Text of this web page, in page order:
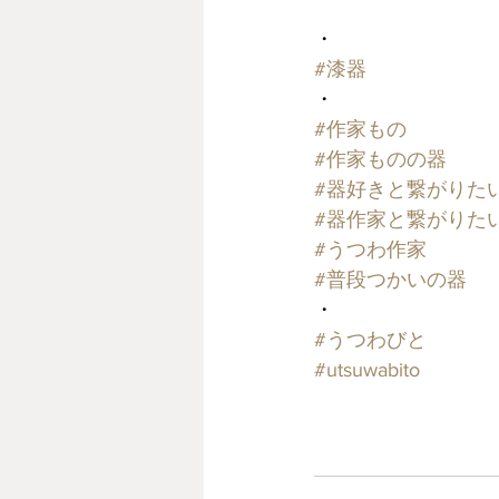
・
#漆器
・
#作家もの
#作家ものの器
#器好きと繋がりた
#器作家と繋がりた
#うつわ作家
#普段つかいの器
・
#うつわびと
#utsuwabito